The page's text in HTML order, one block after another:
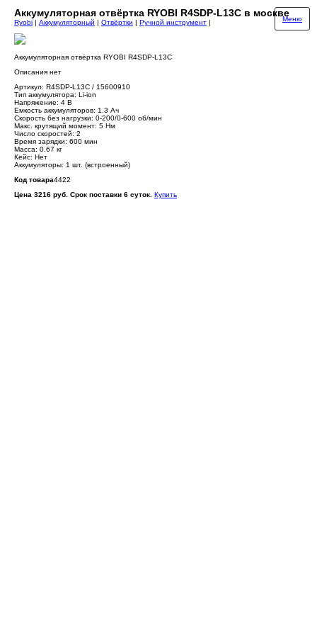
Аккумуляторная отвёртка RYOBI R4SDP-L13C в москве
Меню
Ryobi | Аккумуляторный | Отвёртки | Ручной инструмент |
Аккумуляторная отвёртка RYOBI R4SDP-L13C
Описания нет
Артикул: R4SDP-L13C / 15600910
Тип аккумулятора: Li-ion
Напряжение: 4 В
Емкость аккумуляторов: 1.3 Ач
Скорость без нагрузки: 0-200/0-600 об/мин
Макс. крутящий момент: 5 Нм
Число скоростей: 2
Время зарядки: 600 мин
Масса: 0.67 кг
Кейс: Нет
Аккумуляторы: 1 шт. (встроенный)
Код товара4422
Цена 3216 руб. Срок поставки 6 суток. Купить